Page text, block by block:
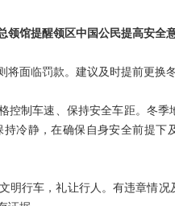
领馆提醒领区中国公民提高安全
面临罚款。建议及时提前更换
控制车速、保持安全车距。冬季
冷静，在确保自身安全前提下
明行车，礼让行人。有违章情况